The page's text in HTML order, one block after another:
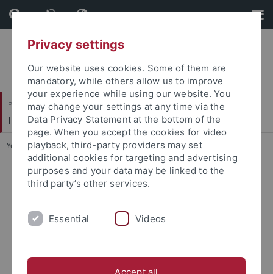
Skip
to
content
Skip
to
footer
Philosophische Fakultät
Institut für die Kulturen des Alten Orients
You are here: Startseite ... Tagungen
Projekte
Qualifikationsarbeiten
Privacy settings
Our website uses cookies. Some of them are
mandatory, while others allow us to improve
your experience while using our website. You
may change your settings at any time via the
Data Privacy Statement at the bottom of the
page. When you accept the cookies for video
playback, third-party providers may set
additional cookies for targeting and advertising
purposes and your data may be linked to the
third party’s other services.
Essential Videos